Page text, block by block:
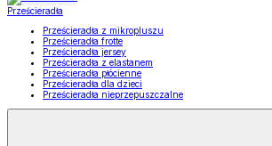
Prześcieradła
Prześcieradła z mikropluszu
Prześcieradła frotte
Prześcieradła jersey
Prześcieradła z elastanem
Prześcieradła płócienne
Prześcieradła dla dzieci
Prześcieradła nieprzepuszczalne